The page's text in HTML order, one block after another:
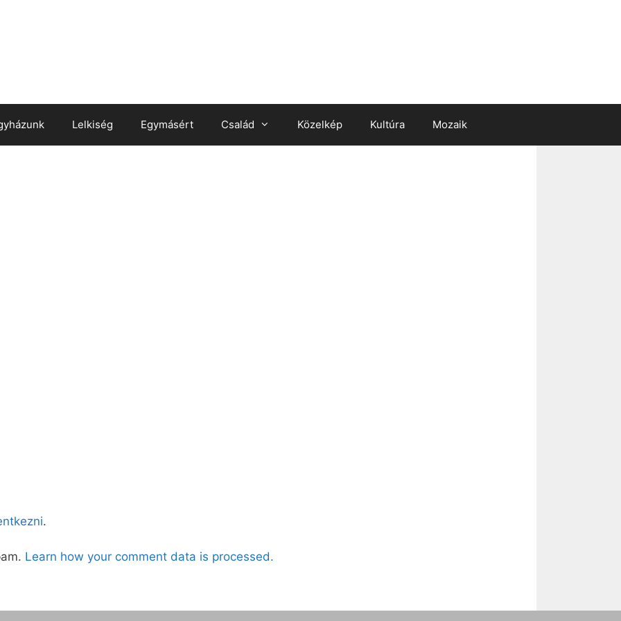
Lelkiség Egymásért Család Közelkép Kultúra Mozaik
.
Learn how your comment data is processed.